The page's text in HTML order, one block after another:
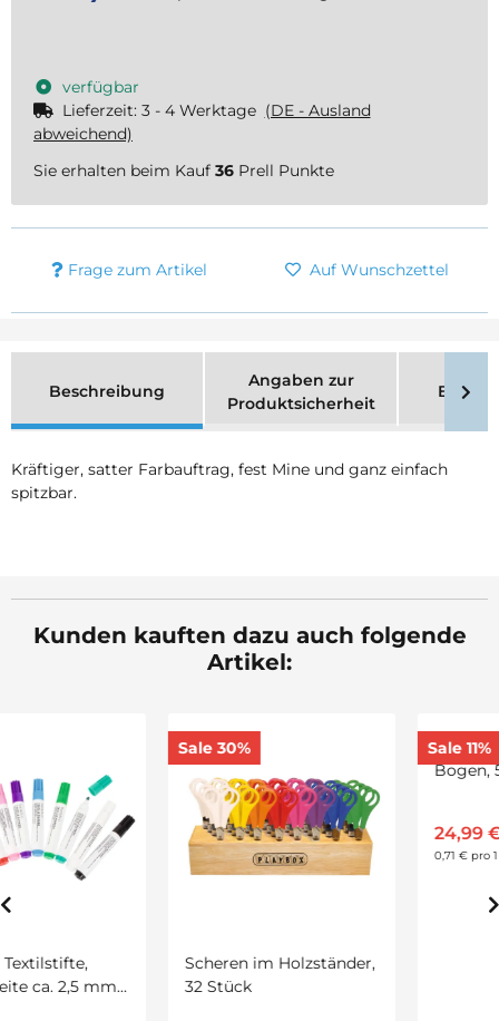
verfügbar
Lieferzeit: 3 - 4 Werktage (DE - Ausland
abweichend)
Sie erhalten beim Kauf 36 Prell Punkte
Frage zum Artikel Auf Wunschzettel
Beschreibung
Angaben zur
Produktsicherheit
Kräftiger, satter Farbauftrag, fest Mine und ganz einfach
spitzbar.
Kunden kauften dazu auch folgende
Artikel:
Scheren im Holzständer,
32 Stück
Tonzeichenpapier, 100